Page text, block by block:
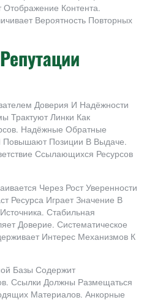
Контента.
Вероятность Повторных
Доверия И Надёжности
Трактуют Линки Как
Надёжные Обратные
Повышают Позиции В Выдаче.
Ссылающихся Ресурсов
Через Рост Уверенности
Ресурса Играет Значение В
Стабильная
Доверие. Систематическое
Интерес Механизмов К
Базы Содержит
Ссылки Должны Размещаться
Материалов. Анкорные